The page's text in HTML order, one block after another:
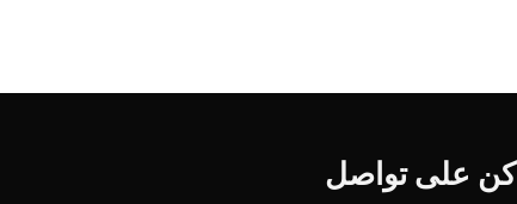
كن على تواصل